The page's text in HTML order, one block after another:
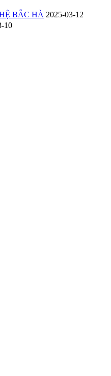
BẮC HÀ 2025-03-12
10